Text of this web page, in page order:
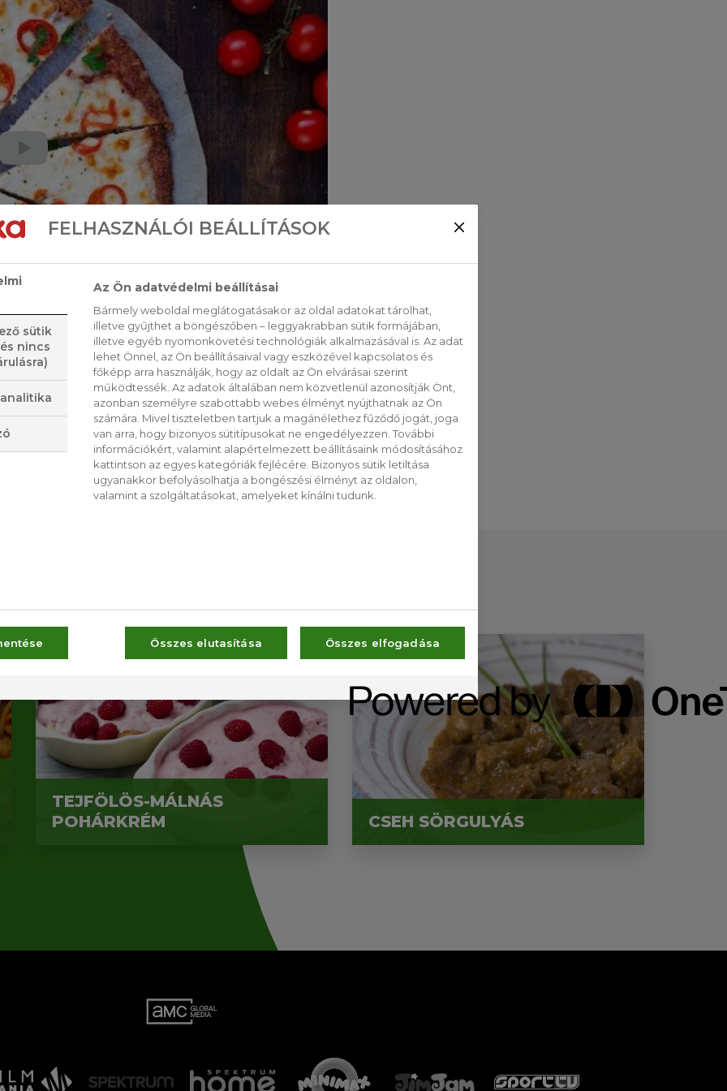
a hagyományos pizzára, mindenféle
TEJFÖLÖS-MÁLNÁS
POHÁRKRÉM
CSEH SÖRGULYÁS
FELHASZNÁLÓI BEÁLLÍTÁSOK
sütik
nincs
Az Ön adatvédelmi beállításai
Bármely weboldal meglátogatásakor az oldal adatokat tárolhat,
illetve gyűjthet a böngészőben – leggyakrabban sütik formájában,
illetve egyéb nyomonkövetési technológiák alkalmazásával is. Az adat
lehet Önnel, az Ön beállításaival vagy eszközével kapcsolatos és
főképp arra használják, hogy az oldalt az Ön elvárásai szerint
működtessék. Az adatok általában nem közvetlenül azonosítják Önt,
azonban személyre szabottabb webes élményt nyújthatnak az Ön
számára. Mivel tiszteletben tartjuk a magánélethez fűződő jogát, joga
van arra, hogy bizonyos sütitípusokat ne engedélyezzen. További
információkért, valamint alapértelmezett beállításaink módosításához
kattintson az egyes kategóriák fejlécére. Bizonyos sütik letiltása
ugyanakkor befolyásolhatja a böngészési élményt az oldalon,
valamint a szolgáltatásokat, amelyeket kínálni tudunk.
Összes elutasítása Összes elfogadása